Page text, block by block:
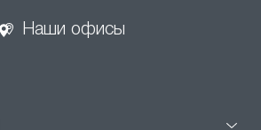
Наши офисы